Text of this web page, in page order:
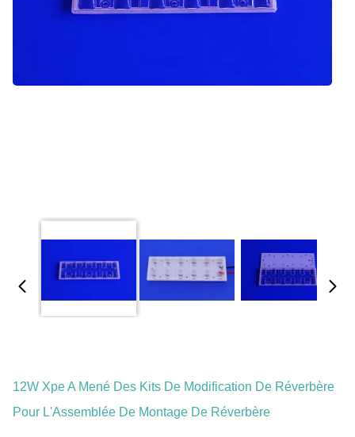
12W Xpe A Mené Des Kits De Modification De Réverbère
Pour L'Assemblée De Montage De Réverbère